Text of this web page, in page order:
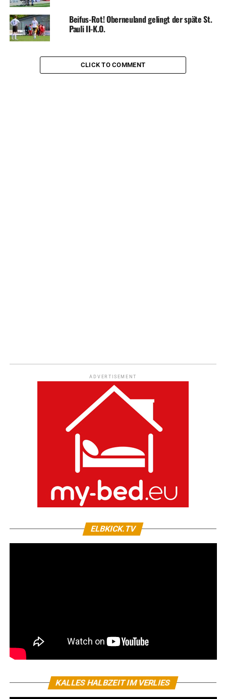
Beifus-Rot! Oberneuland gelingt der späte St.
Pauli II-K.O.
CLICK TO COMMENT
ADVERTISEMENT
ELBKICK.TV
KALLES HALBZEIT IM VERLIES